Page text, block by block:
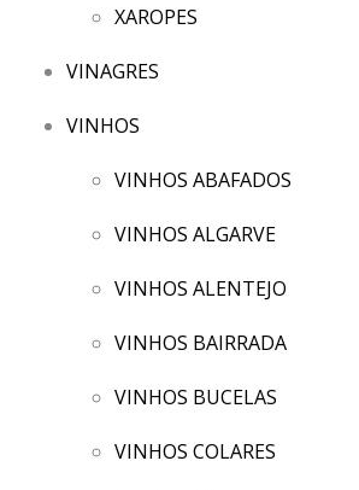
XAROPES
VINAGRES
VINHOS
VINHOS ABAFADOS
VINHOS ALGARVE
VINHOS ALENTEJO
VINHOS BAIRRADA
VINHOS BUCELAS
VINHOS COLARES